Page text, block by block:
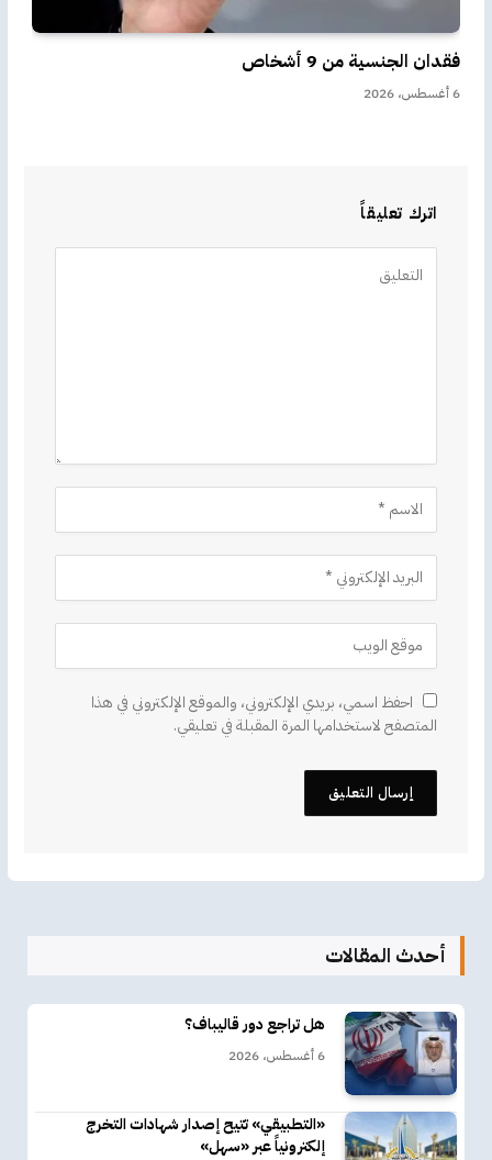
فقدان الجنسية من 9 أشخاص
6 أغسطس، 2026
اترك تعليقاً
احفظ اسمي، بريدي الإلكتروني، والموقع الإلكتروني في هذا
المتصفح لاستخدامها المرة المقبلة في تعليقي.
أحدث المقالات
هل تراجع دور قاليباف؟
6 أغسطس، 2026
«التطبيقي» تتيح إصدار شهادات التخرج
إلكترونياً عبر «سهل»